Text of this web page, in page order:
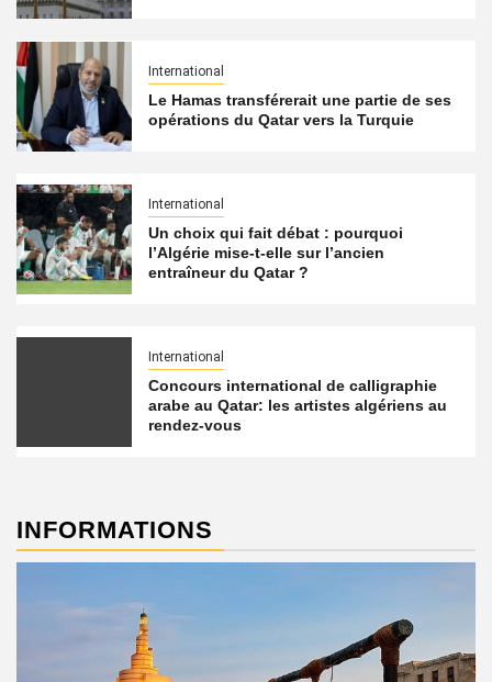
International
Le Hamas transférerait une partie de ses
opérations du Qatar vers la Turquie
International
Un choix qui fait débat : pourquoi
l’Algérie mise-t-elle sur l’ancien
entraîneur du Qatar ?
International
Concours international de calligraphie
arabe au Qatar: les artistes algériens au
rendez-vous
INFORMATIONS